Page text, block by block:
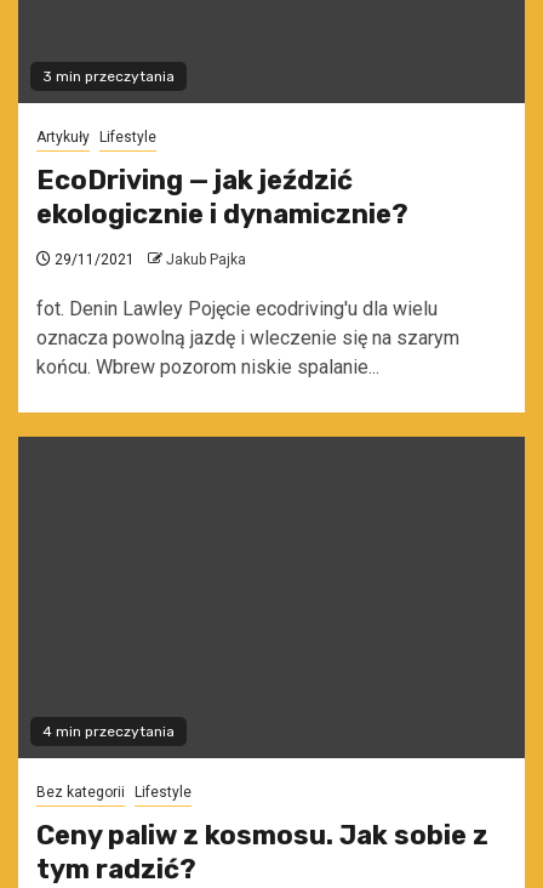
3 min przeczytania
Artykuły Lifestyle
EcoDriving — jak jeździć
ekologicznie i dynamicznie?
29/11/2021 Jakub Pajka
fot. Denin Lawley Pojęcie ecodriving'u dla wielu
oznacza powolną jazdę i wleczenie się na szarym
końcu. Wbrew pozorom niskie spalanie...
4 min przeczytania
Bez kategorii Lifestyle
Ceny paliw z kosmosu. Jak sobie z
tym radzić?